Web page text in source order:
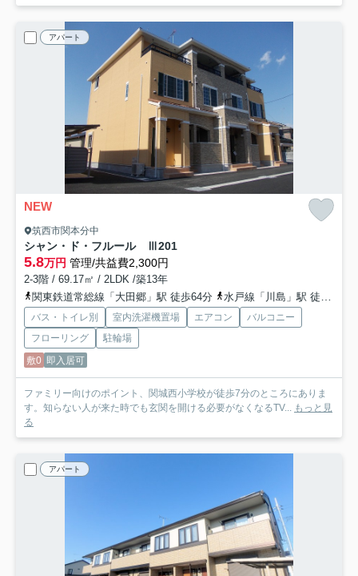
アパート
NEW
筑西市関本分中
シャン・ド・フルール Ⅲ201
5.8万円 管理/共益費2,300円
2-3階 / 69.17㎡ / 2LDK /築13年
関東鉄道常総線「大田郷」駅 徒歩64分
水戸線「川島」駅 徒歩70分
バス・トイレ別 室内洗濯機置場 エアコン
バルコニー
フローリング
駐輪場
敷0 即入居可
ファミリー向けのポイント、関城西小学校が徒歩7分のところにありま
す。知らない人が来た時でも玄関を開ける必要がなくなるTV...
もっと見
る
アパート